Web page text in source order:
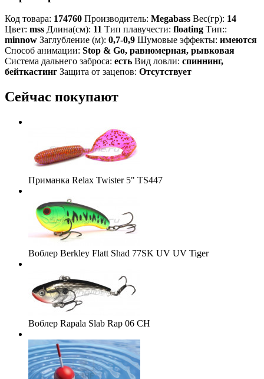
Код товара: 174760 Производитель: Megabass Вес(гр): 14
Цвет: mss Длина(см): 11 Тип плавучести: floating Тип::
minnow Заглубление (м): 0,7-0,9 Шумовые эффекты: имеются
Способ анимации: Stop & Go, равномерная, рывковая
Система дальнего заброса: есть Вид ловли: спиннинг,
бейткастинг Защита от зацепов: Отсутствует
Сейчас покупают
Приманка Relax Twister 5" TS447
Воблер Berkley Flatt Shad 77SK UV UV Tiger
Воблер Rapala Slab Rap 06 CH